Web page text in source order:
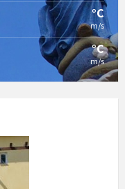
°C
m/s
°C
m/s